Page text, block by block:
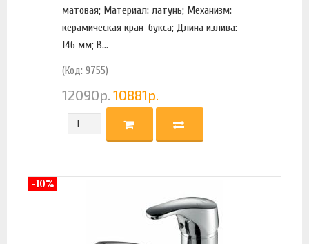
матовая; Материал: латунь; Механизм:
керамическая кран-букса; Длина излива:
146 мм; В...
(Код: 9755)
12090р.10881р.
-10%